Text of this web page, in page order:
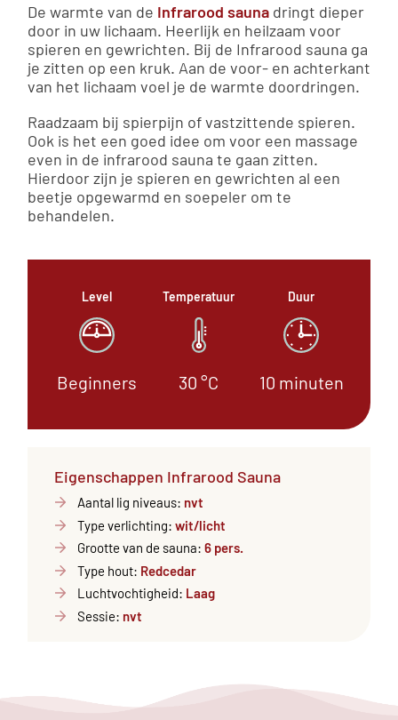
De warmte van de Infrarood sauna dringt dieper
door in uw lichaam. Heerlijk en heilzaam voor
spieren en gewrichten. Bij de Infrarood sauna ga
je zitten op een kruk. Aan de voor- en achterkant
van het lichaam voel je de warmte doordringen.
Raadzaam bij spierpijn of vastzittende spieren.
Ook is het een goed idee om voor een massage
even in de infrarood sauna te gaan zitten.
Hierdoor zijn je spieren en gewrichten al een
beetje opgewarmd en soepeler om te
behandelen.
Level
Beginners
Temperatuur
30 °C
Duur
10 minuten
Eigenschappen Infrarood Sauna
Aantal lig niveaus: nvt
Type verlichting: wit/licht
Grootte van de sauna: 6 pers.
Type hout: Redcedar
Luchtvochtigheid: Laag
Sessie: nvt